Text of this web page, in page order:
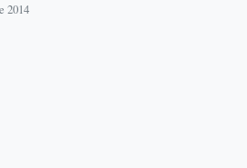
2014